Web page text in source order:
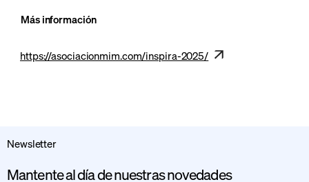
Más información
https://asociacionmim.com/inspira-2025/
Newsletter
Mantente al día de nuestras novedades